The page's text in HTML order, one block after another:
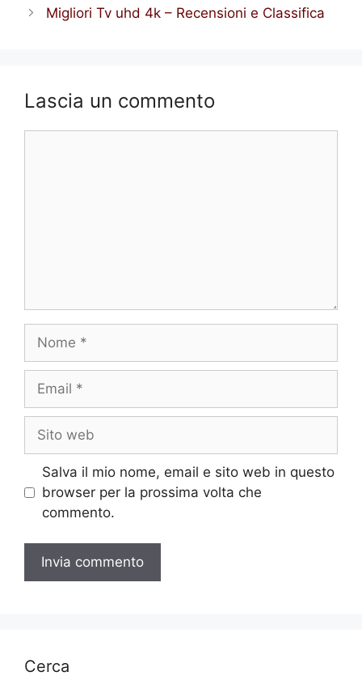
Migliori Tv uhd 4k – Recensioni e Classifica
Lascia un commento
web
Salva il mio nome, email e sito web in questo
browser per la prossima volta che
commento.
Cerca